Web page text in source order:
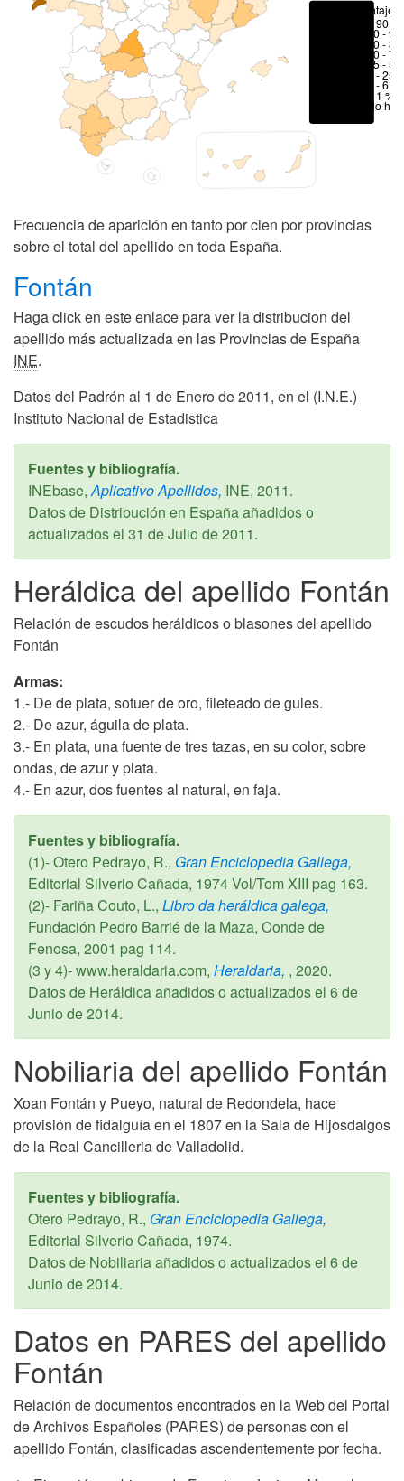
Porcentajes
> 90 %
80 -
70 -
50 -
25 -
6 - 25
1 - 6 %
< 1 %
No hay
Frecuencia de aparición en tanto por cien por provincias
sobre el total del apellido en toda España.
Fontán
Haga click en este enlace para ver la distribucion del
apellido más actualizada en las Provincias de España
INE.
Datos del Padrón al 1 de Enero de 2011, en el (I.N.E.)
Instituto Nacional de Estadistica
Fuentes y bibliografía.
INEbase, Aplicativo Apellidos, INE, 2011.
Datos de Distribución en España añadidos o
actualizados el 31 de Julio de 2011.
Heráldica del apellido Fontán
Relación de escudos heráldicos o blasones del apellido
Fontán
Armas:
1.- De de plata, sotuer de oro, fileteado de gules.
2.- De azur, águila de plata.
3.- En plata, una fuente de tres tazas, en su color, sobre
ondas, de azur y plata.
4.- En azur, dos fuentes al natural, en faja.
Fuentes y bibliografía.
(1)- Otero Pedrayo, R., Gran Enciclopedia Gallega,
Editorial Silverio Cañada, 1974Vol/Tom XIII pag 163.
(2)- Fariña Couto, L., Libro da heráldica galega,
Fundación Pedro Barrié de la Maza, Conde de
Fenosa, 2001 pag 114.
(3 y 4)- www.heraldaria.com, Heraldaria, , 2020.
Datos de Heráldica añadidos o actualizados el 6 de
Junio de 2014.
Nobiliaria del apellido Fontán
Xoan Fontán y Pueyo, natural de Redondela, hace
provisión de fidalguía en el 1807 en la Sala de Hijosdalgos
de la Real Cancilleria de Valladolid.
Fuentes y bibliografía.
Otero Pedrayo, R., Gran Enciclopedia Gallega,
Editorial Silverio Cañada, 1974.
Datos de Nobiliaria añadidos o actualizados el 6 de
Junio de 2014.
Datos en PARES del apellido
Fontán
Relación de documentos encontrados en la Web del Portal
de Archivos Españoles (PARES) de personas con el
apellido Fontán, clasificadas ascendentemente por fecha.